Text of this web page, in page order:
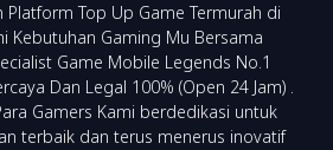
3.000)
Platform Top Up Game Termurah di
Kebutuhan Gaming Mu Bersama
Game Mobile Legends No.1
Dan Legal 100% (Open 24 Jam) .
Gamers Kami berdedikasi untuk
terbaik dan terus menerus inovatif